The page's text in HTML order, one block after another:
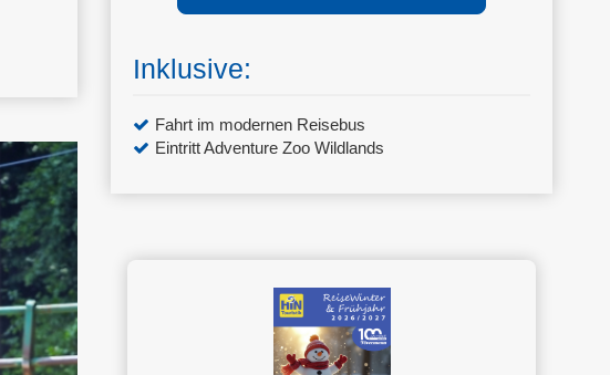
Inklusive:
Fahrt im modernen Reisebus
Eintritt Adventure Zoo Wildlands